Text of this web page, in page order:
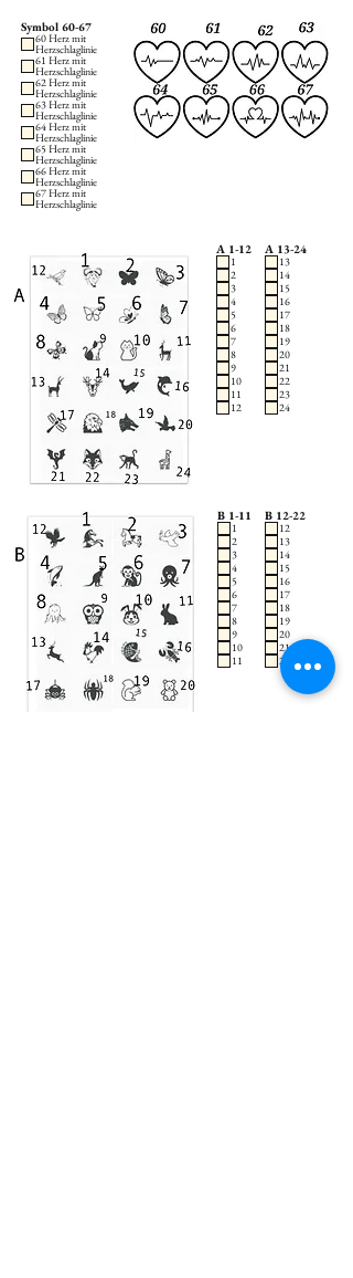
Symbol 60-67
60 Herz mit
Herzschlaglinie
61 Herz mit
Herzschlaglinie
62 Herz mit
Herzschlaglinie
63 Herz mit
Herzschlaglinie
64 Herz mit
Herzschlaglinie
65 Herz mit
Herzschlaglinie
66 Herz mit
Herzschlaglinie
67 Herz mit
Herzschlaglinie
A 1-12
1
2
3
4
5
6
7
8
9
10
11
12
A 13-24
13
14
15
16
17
18
19
20
21
22
23
24
B 1-11
1
2
3
4
5
6
7
8
9
10
11
B 12-22
12
13
14
15
16
17
18
19
20
21
22